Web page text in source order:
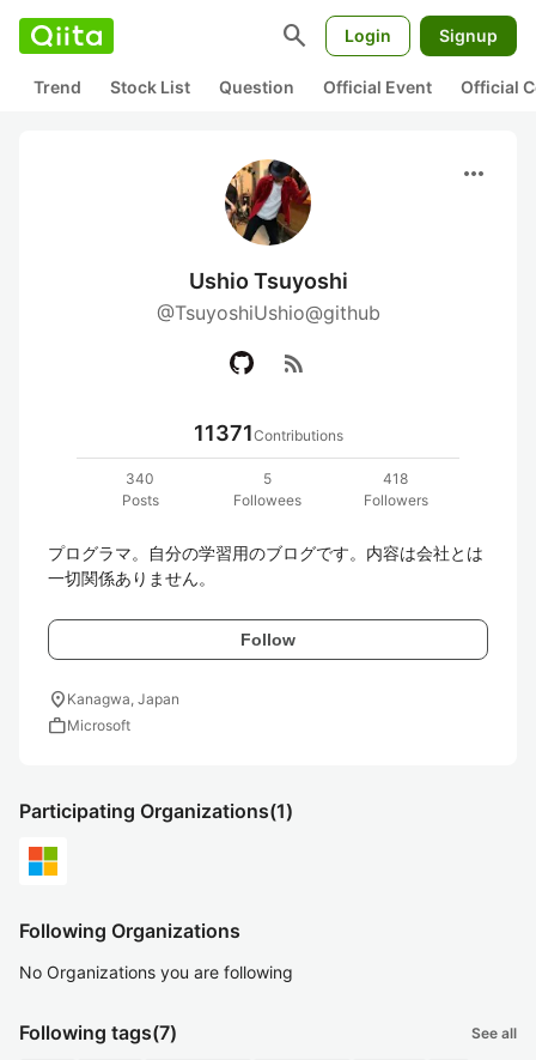
search Login Signup
Trend Stock List Question Official Event Official
more_horiz
Ushio Tsuyoshi
@TsuyoshiUshio@github
rss_feed
11371Contributions
340
Posts
5
Followees
418
Followers
プログラマ。自分の学習用のブログです。内容は会社とは
一切関係ありません。
Follow
location_on Kanagwa, Japan
workMicrosoft
Participating Organizations(1)
Following Organizations
No Organizations you are following
Following tags(7) See all